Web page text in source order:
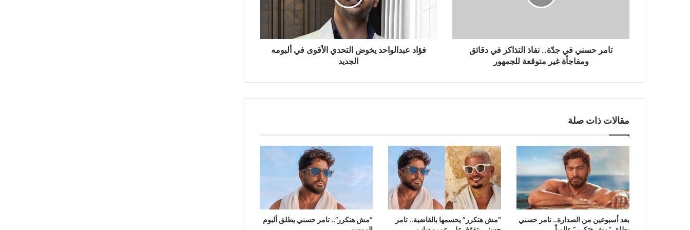
ومفاجأة
تامر حسني في جدّة.. نفاذ التذاكر في دقائق
ومفاجأة غير متوقعة للجمهور
في
فؤاد عبدالواحد يخوض التحدي الأقوى في ألبومه
الجديد
مقالات ذات صلة
بعد أسبوعين من الصدارة.. تامر حسني
“مش هتكرر” يحسمها بالقاضية.. تامر
“مش هتكرر”.. تامر حسني يطلق ألبوم